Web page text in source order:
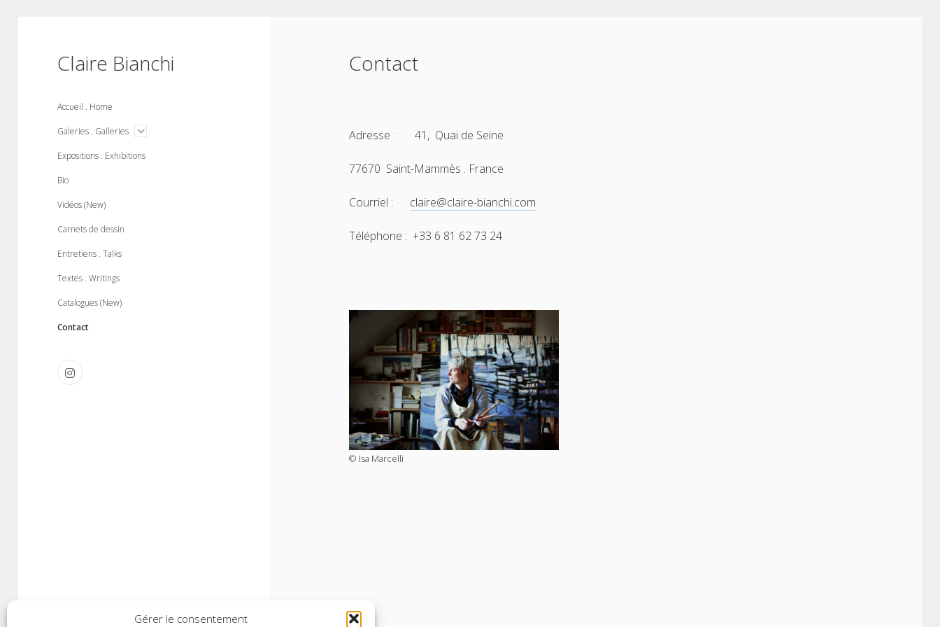
Gérer le consentement
Claire Bianchi
Accueil . Home
Galeries . Galleries
open
menu
Expositions . Exhibitions
Bio
Vidéos (New)
Carnets de dessin
Entretiens . Talks
Textes . Writings
Catalogues (New)
Contact
instagram
Contact
Adresse : 41, Quai de Seine
77670 Saint-Mammès . France
Courriel : claire@claire-bianchi.com
Téléphone : +33 6 81 62 73 24
© Isa Marcelli